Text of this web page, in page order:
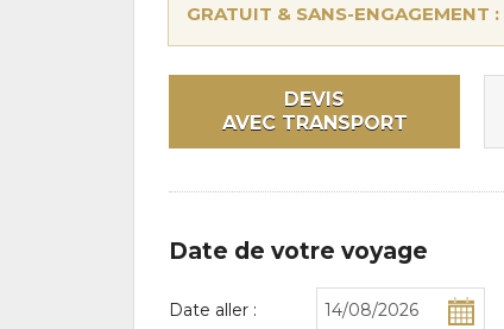
GRATUIT & SANS-ENGAGEMENT :
DEVIS
AVEC TRANSPORT
Date de votre voyage
Date aller :